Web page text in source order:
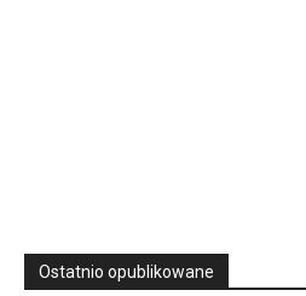
Ostatnio opublikowane